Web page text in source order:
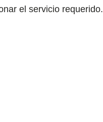
el servicio requerido.